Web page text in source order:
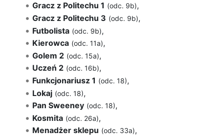
Gracz z Politechu 1 (odc. 9b),
Gracz z Politechu 3 (odc. 9b),
Futbolista (odc. 9b),
Kierowca (odc. 11a),
Golem 2 (odc. 15a),
Uczeń 2 (odc. 16b),
Funkcjonariusz 1 (odc. 18),
Lokaj (odc. 18),
Pan Sweeney (odc. 18),
Kosmita (odc. 26a),
Menadżer sklepu (odc. 33a),